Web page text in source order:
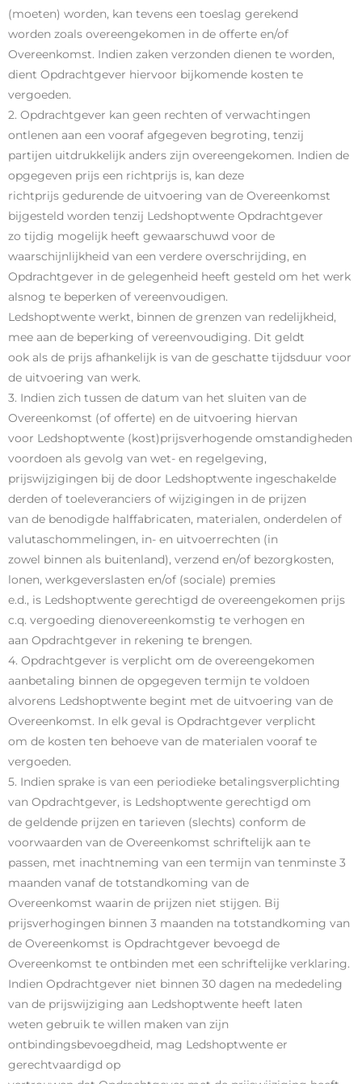
(moeten) worden, kan tevens een toeslag gerekend
worden zoals overeengekomen in de offerte en/of
Overeenkomst. Indien zaken verzonden dienen te worden,
dient Opdrachtgever hiervoor bijkomende kosten te
vergoeden.
2. Opdrachtgever kan geen rechten of verwachtingen
ontlenen aan een vooraf afgegeven begroting, tenzij
partijen uitdrukkelijk anders zijn overeengekomen. Indien de
opgegeven prijs een richtprijs is, kan deze
richtprijs gedurende de uitvoering van de Overeenkomst
bijgesteld worden tenzij Ledshoptwente Opdrachtgever
zo tijdig mogelijk heeft gewaarschuwd voor de
waarschijnlijkheid van een verdere overschrijding, en
Opdrachtgever in de gelegenheid heeft gesteld om het werk
alsnog te beperken of vereenvoudigen.
Ledshoptwente werkt, binnen de grenzen van redelijkheid,
mee aan de beperking of vereenvoudiging. Dit geldt
ook als de prijs afhankelijk is van de geschatte tijdsduur voor
de uitvoering van werk.
3. Indien zich tussen de datum van het sluiten van de
Overeenkomst (of offerte) en de uitvoering hiervan
voor Ledshoptwente (kost)prijsverhogende omstandigheden
voordoen als gevolg van wet- en regelgeving,
prijswijzigingen bij de door Ledshoptwente ingeschakelde
derden of toeleveranciers of wijzigingen in de prijzen
van de benodigde halffabricaten, materialen, onderdelen of
valutaschommelingen, in- en uitvoerrechten (in
zowel binnen als buitenland), verzend en/of bezorgkosten,
lonen, werkgeverslasten en/of (sociale) premies
e.d., is Ledshoptwente gerechtigd de overeengekomen prijs
c.q. vergoeding dienovereenkomstig te verhogen en
aan Opdrachtgever in rekening te brengen.
4. Opdrachtgever is verplicht om de overeengekomen
aanbetaling binnen de opgegeven termijn te voldoen
alvorens Ledshoptwente begint met de uitvoering van de
Overeenkomst. In elk geval is Opdrachtgever verplicht
om de kosten ten behoeve van de materialen vooraf te
vergoeden.
5. Indien sprake is van een periodieke betalingsverplichting
van Opdrachtgever, is Ledshoptwente gerechtigd om
de geldende prijzen en tarieven (slechts) conform de
voorwaarden van de Overeenkomst schriftelijk aan te
passen, met inachtneming van een termijn van tenminste 3
maanden vanaf de totstandkoming van de
Overeenkomst waarin de prijzen niet stijgen. Bij
prijsverhogingen binnen 3 maanden na totstandkoming van
de Overeenkomst is Opdrachtgever bevoegd de
Overeenkomst te ontbinden met een schriftelijke verklaring.
Indien Opdrachtgever niet binnen 30 dagen na mededeling
van de prijswijziging aan Ledshoptwente heeft laten
weten gebruik te willen maken van zijn
ontbindingsbevoegdheid, mag Ledshoptwente er
gerechtvaardigd op